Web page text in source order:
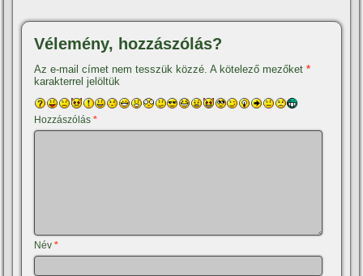
Vélemény, hozzászólás?
Az e-mail címet nem tesszük közzé. A kötelező mezőket*
karakterrel jelöltük
Hozzászólás*
Név*